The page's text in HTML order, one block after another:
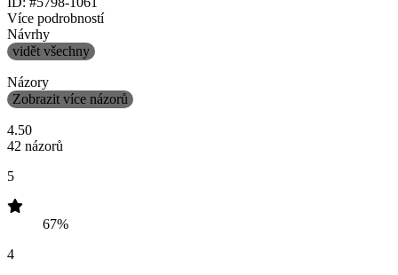
Více podrobností
Návrhy
vidět všechny
Názory
Zobrazit více názorů
4.50
42 názorů
5
67%
4